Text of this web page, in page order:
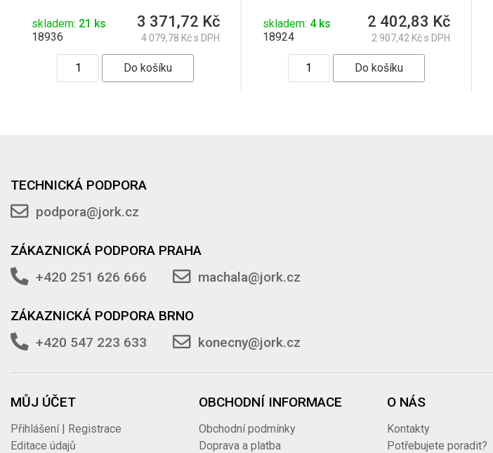
skladem: 21 ks
18936
3 371,72 Kč
4 079,78 Kč s DPH
skladem: 4 ks
18924
2 402,83 Kč
2 907,42 Kč s DPH
TECHNICKÁ PODPORA
podpora@jork.cz
ZÁKAZNICKÁ PODPORA PRAHA
+420 251 626 666
machala@jork.cz
ZÁKAZNICKÁ PODPORA BRNO
+420 547 223 633
konecny@jork.cz
MŮJ ÚČET
Přihlášení | Registrace
Editace údajů
OBCHODNÍ INFORMACE
Obchodní podmínky
Doprava a platba
O NÁS
Kontakty
Potřebujete poradit?